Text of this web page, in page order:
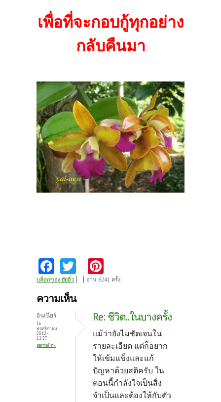
เพื่อที่จะกอบกู้ทุกอย่าง
กลับคืนมา
Fa
ce
b
o
o
k
w
itt
nt
es
t
บล็อกของ ยัยอิ๋ว อ่าน 6241 ครั้ง
ความเห็น
อินเนียร์
16
พฤศจิกายน,
2012 -
12:37
permalink
Re: ชีวิต..ในบางครั้ง
แม้ว่ายังไมชัดเจนใน
รายละเอียด แต่ก็อยาก
ให้เข้มแข็งและแก้
ปัญหาด้วยสติครับ ใน
ตอนนี้กำลังใจเป็นสิ่ง
จำเป็นและต้องให้กับตัว